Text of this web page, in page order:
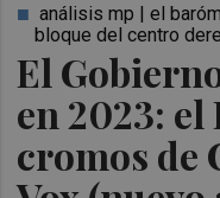
El
en 2023: el
cromos de
análisis mp | el
bloque del centro